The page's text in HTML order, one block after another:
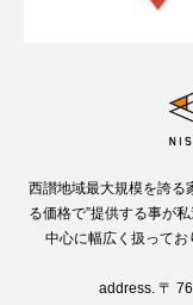
西讃地域最大規模を誇る
る価格で”提供する事が
中心に幅広く扱ってお
address. 〒